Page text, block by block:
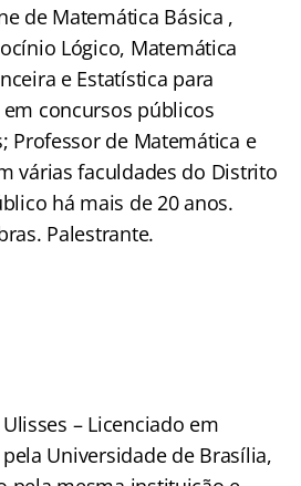
de Matemática Básica ,
Lógico, Matemática
e Estatística para
concursos públicos
Professor de Matemática e
várias faculdades do Distrito
há mais de 20 anos.
Palestrante.
– Licenciado em
Universidade de Brasília,